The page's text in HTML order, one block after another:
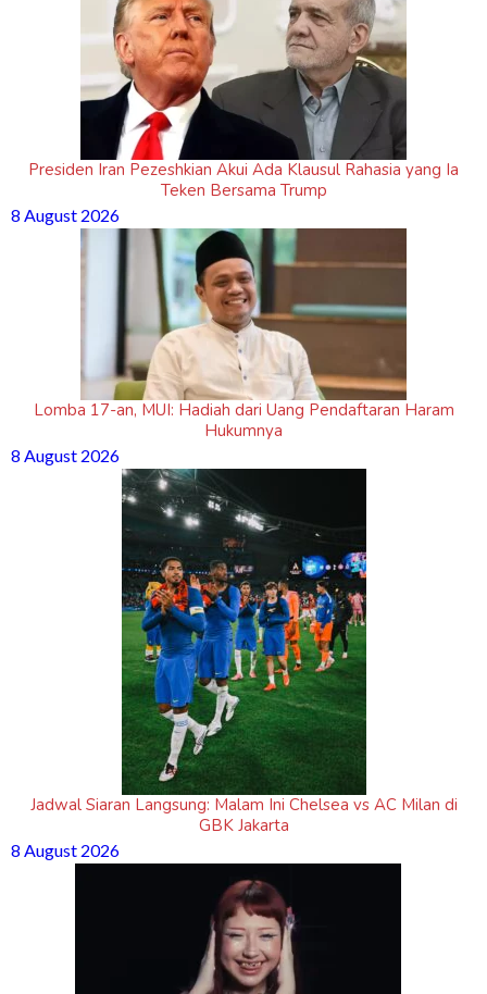
Presiden Iran Pezeshkian Akui Ada Klausul Rahasia yang Ia
Teken Bersama Trump
8 August 2026
Lomba 17-an, MUI: Hadiah dari Uang Pendaftaran Haram
Hukumnya
8 August 2026
Jadwal Siaran Langsung: Malam Ini Chelsea vs AC Milan di
GBK Jakarta
8 August 2026